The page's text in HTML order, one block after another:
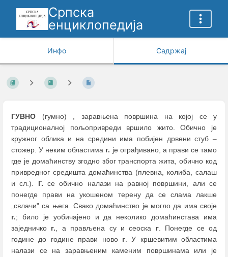
Српска
енциклопедија
Инфо Садржај
ГУВНО (гумно) , заравњена површина на којој се у
традиционалној пољопривреди вршило жито. Обично је
кружног облика и на средини има побијен дрвени стуб –
стожер. У неким областима г. је ограђивано, а прави се тамо
где је домаћинству згодно због транспорта жита, обично код
привредног средишта домаћинства (плевна, колиба, салаш
и сл.). Г. се обично налази на равној површини, али се
понегде прави на укошеном терену да се слама лакше
„свлачи" са њега. Свако домаћинство је могло да има своје
г.; било је уобичајено и да неколико домаћинстава има
заједничко г., а прављена су и сеоска г. Понегде се од
године до године прави ново г. У кршевитим областима
налази се на заравњеним каменим површинама или је